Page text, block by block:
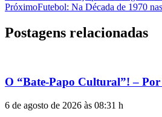
PróximoFutebol: Na Década de 1970
Postagens relacionadas
O “Bate-Papo Cultural”! –
6 de agosto de 2026 às 08:31 h